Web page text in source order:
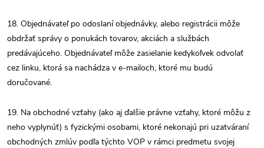
18. Objednávateľ po odoslaní objednávky, alebo registrácii môže
obdržať správy o ponukách tovarov, akciách a službách
predávajúceho. Objednávateľ môže zasielanie kedykoľvek odvolať
cez linku, ktorá sa nachádza v e-mailoch, ktoré mu budú
doručované.
19. Na obchodné vzťahy (ako aj ďalšie právne vzťahy, ktoré môžu z
neho vyplynúť) s fyzickými osobami, ktoré nekonajú pri uzatváraní
obchodných zmlúv podľa týchto VOP v rámci predmetu svojej